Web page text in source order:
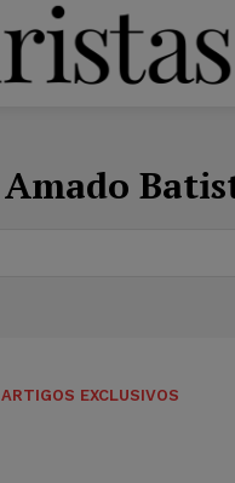
Amado
ARTIGOS EXCLUSIVOS